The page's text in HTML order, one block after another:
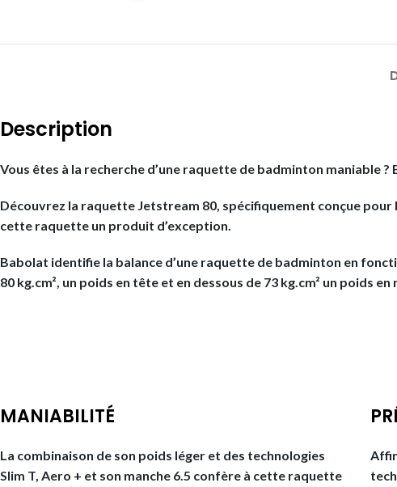
Description
Vous êtes à la recherche d’une raquette de badminton maniable
Découvrez la raquette Jetstream 80, spécifiquement conçue
cette raquette un produit d’exception.
Babolat identifie la balance d’une raquette de badminton en
80 kg.cm², un poids en tête et en dessous de 73 kg.cm² un poids en
MANIABILITÉ
La combinaison de son poids léger et des technologies
Slim T, Aero + et son manche 6.5 confère à cette raquette